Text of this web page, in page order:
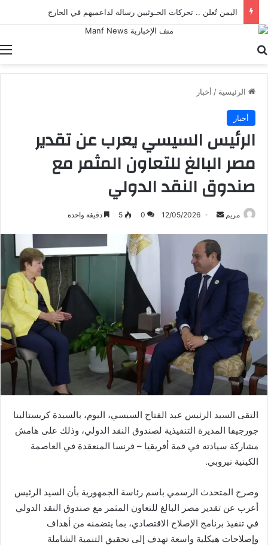
اليمن تُعلن .. تحركات الحـوثيين رسالة لداعميهم في الخارج
الرئيسية / أخبار
أخبار
الرئيس السيسي يعرب عن تقدير
مصر البالغ للتعاون المثمر مع
صندوق النقد الدولي
مريم
أرسل
إلكترونيا
12/05/2026
0
5 دقيقة واحدة
التقى السيد الرئيس عبد الفتاح السيسي، اليوم، بالسيدة كريستالينا
جورجيفا المديرة التنفيذية لصندوق النقد الدولي، وذلك على هامش
مشاركة سيادته في قمة أفريقيا – فرنسا المنعقدة في العاصمة
الكينية نيروبي.
وصرح المتحدث الرسمي باسم رئاسة الجمهورية بأن السيد الرئيس
أعرب عن تقدير مصر البالغ للتعاون المثمر مع صندوق النقد الدولي
في تنفيذ برنامج الإصلاح الاقتصادي، بما يتضمنه من أهداف
وإصلاحات هيكلية واسعة تهدف إلى تحقيق التنمية الشاملة